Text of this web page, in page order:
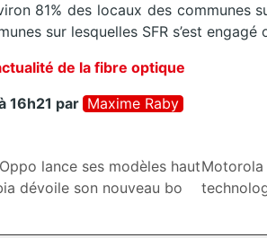
81% des locaux des communes
sur lesquelles SFR s’est
de la fibre optique
16h21 par Maxime Raby
lance ses modèles haut
dévoile son nouveau bo
Motorola